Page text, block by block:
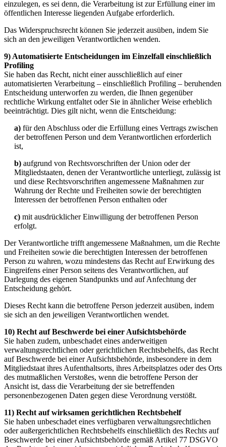
einzulegen, es sei denn, die Verarbeitung ist zur Erfüllung einer im
öffentlichen Interesse liegenden Aufgabe erforderlich.
Das Widerspruchsrecht können Sie jederzeit ausüben, indem Sie
sich an den jeweiligen Verantwortlichen wenden.
9) Automatisierte Entscheidungen im Einzelfall einschließlich
Profiling
Sie haben das Recht, nicht einer ausschließlich auf einer
automatisierten Verarbeitung – einschließlich Profiling – beruhenden
Entscheidung unterworfen zu werden, die Ihnen gegenüber
rechtliche Wirkung entfaltet oder Sie in ähnlicher Weise erheblich
beeinträchtigt. Dies gilt nicht, wenn die Entscheidung:
a) für den Abschluss oder die Erfüllung eines Vertrags zwischen
der betroffenen Person und dem Verantwortlichen erforderlich
ist,
b) aufgrund von Rechtsvorschriften der Union oder der
Mitgliedstaaten, denen der Verantwortliche unterliegt, zulässig ist
und diese Rechtsvorschriften angemessene Maßnahmen zur
Wahrung der Rechte und Freiheiten sowie der berechtigten
Interessen der betroffenen Person enthalten oder
c) mit ausdrücklicher Einwilligung der betroffenen Person
erfolgt.
Der Verantwortliche trifft angemessene Maßnahmen, um die Rechte
und Freiheiten sowie die berechtigten Interessen der betroffenen
Person zu wahren, wozu mindestens das Recht auf Erwirkung des
Eingreifens einer Person seitens des Verantwortlichen, auf
Darlegung des eigenen Standpunkts und auf Anfechtung der
Entscheidung gehört.
Dieses Recht kann die betroffene Person jederzeit ausüben, indem
sie sich an den jeweiligen Verantwortlichen wendet.
10) Recht auf Beschwerde bei einer Aufsichtsbehörde
Sie haben zudem, unbeschadet eines anderweitigen
verwaltungsrechtlichen oder gerichtlichen Rechtsbehelfs, das Recht
auf Beschwerde bei einer Aufsichtsbehörde, insbesondere in dem
Mitgliedstaat ihres Aufenthaltsorts, ihres Arbeitsplatzes oder des Orts
des mutmaßlichen Verstoßes, wenn die betroffene Person der
Ansicht ist, dass die Verarbeitung der sie betreffenden
personenbezogenen Daten gegen diese Verordnung verstößt.
11) Recht auf wirksamen gerichtlichen Rechtsbehelf
Sie haben unbeschadet eines verfügbaren verwaltungsrechtlichen
oder außergerichtlichen Rechtsbehelfs einschließlich des Rechts auf
Beschwerde bei einer Aufsichtsbehörde gemäß Artikel 77 DSGVO